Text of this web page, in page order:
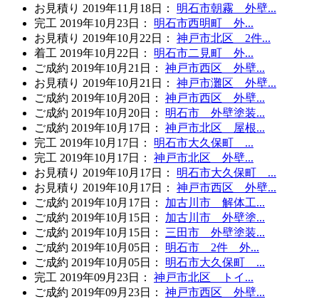
お見積り 2019年11月18日 ：
明石市朝霧 外壁...
完工 2019年10月23日 ：
明石市西明町 外...
お見積り 2019年10月22日 ：
神戸市北区 2件...
着工 2019年10月22日 ：
明石市二見町 外...
ご成約 2019年10月21日 ：
神戸市西区 外壁...
お見積り 2019年10月21日 ：
神戸市灘区 外壁...
ご成約 2019年10月20日 ：
神戸市西区 外壁...
ご成約 2019年10月20日 ：
明石市 外壁塗装...
ご成約 2019年10月17日 ：
神戸市北区 屋根...
完工 2019年10月17日 ：
明石市大久保町 ...
完工 2019年10月17日 ：
神戸市北区 外壁...
お見積り 2019年10月17日 ：
明石市大久保町 ...
お見積り 2019年10月17日 ：
神戸市西区 外壁...
ご成約 2019年10月17日 ：
加古川市 解体工...
ご成約 2019年10月15日 ：
加古川市 外壁塗...
ご成約 2019年10月15日 ：
三田市 外壁塗装...
ご成約 2019年10月05日 ：
明石市 2件 外...
ご成約 2019年10月05日 ：
明石市大久保町 ...
完工 2019年09月23日 ：
神戸市北区 トイ...
ご成約 2019年09月23日 ：
神戸市西区 外壁...